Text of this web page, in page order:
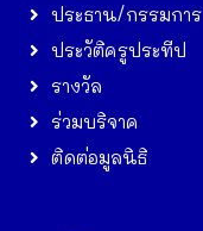
ประธาน/กรรมการ
ประวัติครูประทีป
รางวัล
ร่วมบริจาค
ติดต่อมูลนิธิ